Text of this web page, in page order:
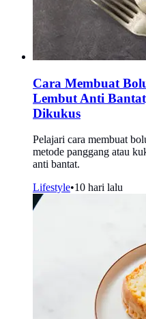
Cara Membuat
Lembut Anti
Dikukus
Pelajari cara membuat
metode panggang atau
anti bantat.
Lifestyle•10 hari lalu